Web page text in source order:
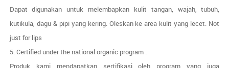
Dapat digunakan untuk melembapkan kulit tangan, wajah, tubuh,
kutikula, dagu & pipi yang kering. Oleskan ke area kulit yang lecet. Not
just for lips
5. Certified under the national organic program :
Produk kami mendapatkan sertifikasi oleh program yang juga